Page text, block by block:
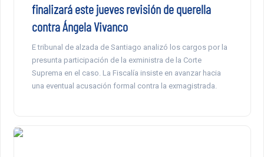
finalizará este jueves revisión de querella
contra Ángela Vivanco
E tribunal de alzada de Santiago analizó los cargos por la
presunta participación de la exministra de la Corte
Suprema en el caso. La Fiscalía insiste en avanzar hacia
una eventual acusación formal contra la exmagistrada.